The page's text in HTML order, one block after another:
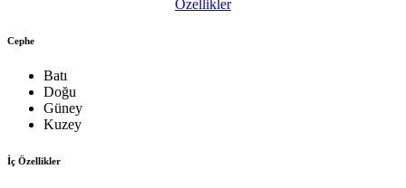
Özellikler
Cephe
Batı
Doğu
Güney
Kuzey
İç Özellikler